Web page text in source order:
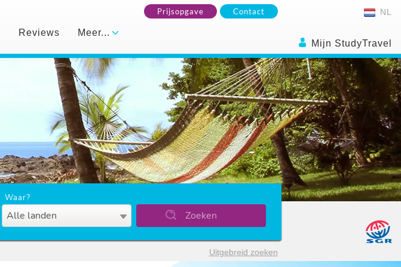
Prijsopgave Contact NL
Mijn StudyTravel
Reviews Meer...
Waar?
Alle landen Zoeken
Uitgebreid zoeken